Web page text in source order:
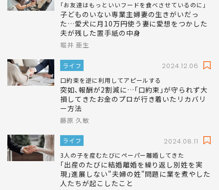
｢お友達はもっといいフードを食べさせているのに｣
子どものいない専業主婦妻の生きがいだっ
た…愛犬に月10万円使う妻に愛想をつかした
夫が残した置手紙の中身
堀井 亜生
ライフ 2024.12.06
口約束を逆に利用してアピールする
突如､報酬が2割減に…｢口約束｣が守られず大
損してきたお金のプロが行き着いたリカバリ
ー方法
藤原 久敏
ライフ 2024.08.11
3人の子を産むたびにペーパー離婚してきた
｢出産のたびに結婚離婚を繰り返し別姓を実
現｣進展しない"夫婦の姓"問題に業を煮やした
人たちが起こしたこと